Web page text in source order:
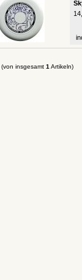
(von insgesamt 1 Artikeln)